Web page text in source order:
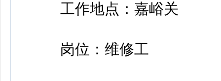
工作地点：嘉峪关
岗位：维修工